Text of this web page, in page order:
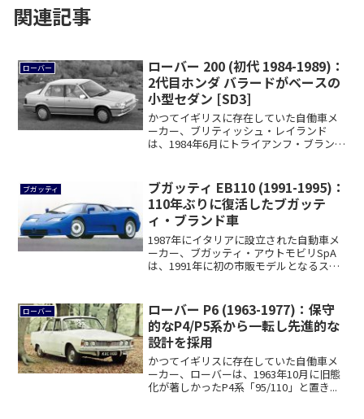
関連記事
ローバー
ローバー 200 (初代 1984-1989)：
2代目ホンダ バラードがベースの
小型セダン [SD3]
かつてイギリスに存在していた自働車メ
ーカー、ブリティッシュ・レイランド
は、1984年6月にトライアンフ・ブランド
ブガッティ
ブガッティ EB110 (1991-1995)：
110年ぶりに復活したブガッテ
ィ・ブランド車
1987年にイタリアに設立された自動車メ
ーカー、ブガッティ・アウトモビリSpA
は、1991年に初の市販モデルとなるスー
ローバー
ローバー P6 (1963-1977)：保守
的なP4/P5系から一転し先進的な
設計を採用
かつてイギリスに存在していた自働車メ
ーカー、ローバーは、1963年10月に旧態
化が著しかったP4系「95/110」と置き...